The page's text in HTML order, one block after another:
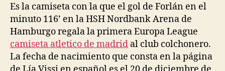
Es la camiseta con la que el gol de Forlán en el
minuto 116’ en la HSH Nordbank Arena de
Hamburgo regala la primera Europa League
camiseta atletico de madrid al club colchonero.
La fecha de nacimiento que consta en la página